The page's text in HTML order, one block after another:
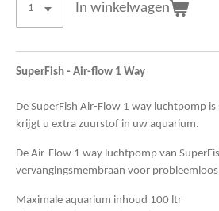
In winkelwagen
SuperFish - Air-flow 1 Way
De SuperFish Air-Flow 1 way luchtpomp
krijgt u extra zuurstof in uw aquarium.
De Air-Flow 1 way luchtpomp van
vervangingsmembraan voor
Maximale aquarium inhoud 100 ltr